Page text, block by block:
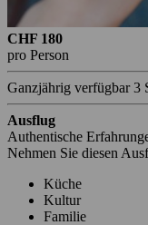
CHF 180
pro Person
Ganzjährig verfügbar3
Ausflug
Authentische
Nehmen Sie diesen
Küche
Kultur
Familie